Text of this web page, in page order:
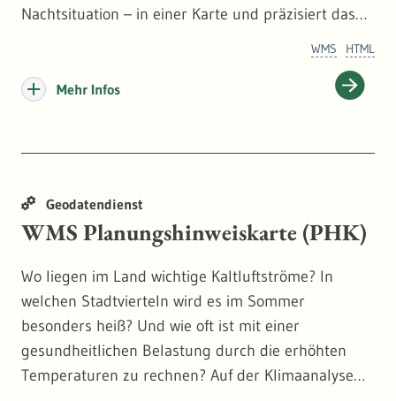
Nachtsituation – in einer Karte und präzisiert das
Überwärmung, Kaltluftentstehung und Kaltluftfluss.
HTML
WMS
Mehr Infos
Geodatendienst
WMS Planungshinweiskarte (PHK)
Wo liegen im Land wichtige Kaltluftströme? In
welchen Stadtvierteln wird es im Sommer
besonders heiß? Und wie oft ist mit einer
gesundheitlichen Belastung durch die erhöhten
Temperaturen zu rechnen? Auf der Klimaanalyse